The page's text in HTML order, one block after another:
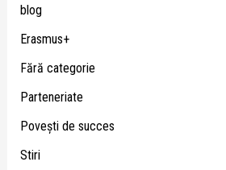
blog
Erasmus+
Fără categorie
Parteneriate
Poveşti de succes
Stiri